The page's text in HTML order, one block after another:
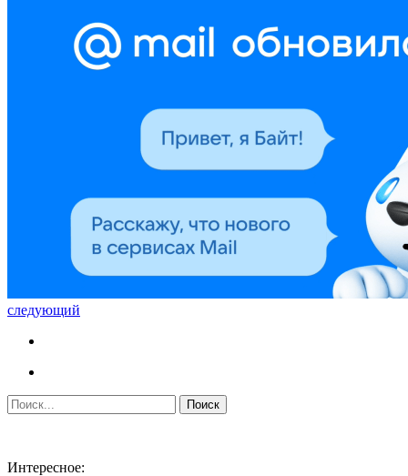
следующий
Интересное: